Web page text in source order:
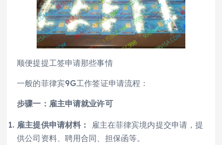
顺便提提工签申请那些事情
一般的菲律宾9G工作签证申请流程：
步骤一：雇主申请就业许可
雇主提供申请材料：
雇主在菲律宾境内提交申请，提
供公司资料、聘用合同、担保函等。